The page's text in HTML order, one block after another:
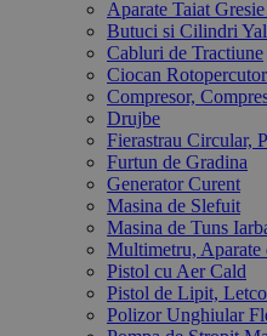
Aparate Taiat
Butuci si Cilindri
Cabluri de Tractiune
Ciocan Rotopercutor
Compresor,
Drujbe
Fierastrau Circular,
Furtun de Gradina
Generator Curent
Masina de Slefuit
Masina de Tuns
Multimetru, Aparate
Pistol cu Aer Cald
Pistol de Lipit,
Polizor Unghiular